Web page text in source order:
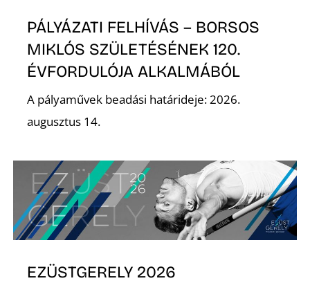
PÁLYÁZATI FELHÍVÁS – BORSOS
MIKLÓS SZÜLETÉSÉNEK 120.
ÉVFORDULÓJA ALKALMÁBÓL
A pályaművek beadási határideje: 2026.
augusztus 14.
EZÜSTGERELY 2026